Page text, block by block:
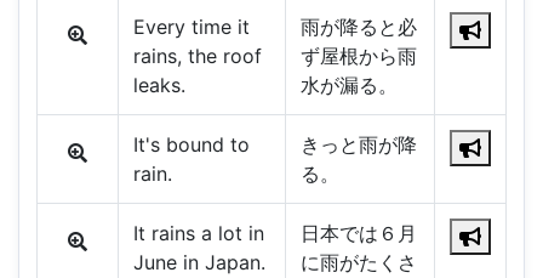
Every time it
rains, the roof
leaks.
雨が降ると必
ず屋根から雨
水が漏る。
It's bound to
rain.
きっと雨が降
る。
It rains a lot in
June in Japan.
日本では６月
に雨がたくさ